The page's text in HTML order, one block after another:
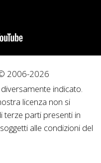
2006-2026
indicato.
licenza non si
terze parti presenti in
alle condizioni del